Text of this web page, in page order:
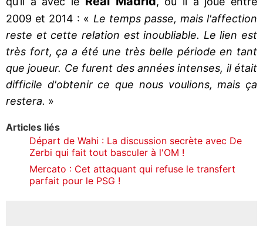
2009 et 2014 : « Le temps passe, mais l'affection
reste et cette relation est inoubliable. Le lien est
très fort, ça a été une très belle période en tant
que joueur. Ce furent des années intenses, il était
difficile d'obtenir ce que nous voulions, mais ça
restera. »
Articles liés
Départ de Wahi : La discussion secrète avec De
Zerbi qui fait tout basculer à l'OM !
Mercato : Cet attaquant qui refuse le transfert
parfait pour le PSG !